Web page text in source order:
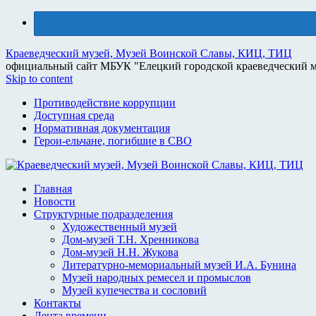
Краеведческий музей, Музей Воинской Славы, КИЦ, ТИЦ
официальный сайт МБУК "Елецкий городской краеведческий
Skip to content
Противодействие коррупции
Доступная среда
Нормативная документация
Герои-ельчане, погибшие в СВО
Главная
Новости
Структурные подразделения
Художественный музей
Дом-музей Т.Н. Хренникова
Дом-музей Н.Н. Жукова
Литературно-мемориальный музей И.А. Бунина
Музей народных ремесел и промыслов
Музей купечества и сословий
Контакты